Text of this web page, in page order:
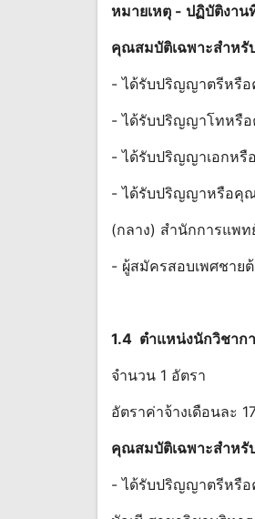
หมายเหตุ - ปฏิบัติงา
คุณสมบัติเฉพาะสําหรั
- ได้รับปริญญาตรีหรือ
- ได้รับปริญญาโทหรือ
- ได้รับปริญญาเอกหรื
- ได้รับปริญญาหรือคุ
(กลาง) สํานักการแพ
- ผู้สมัครสอบเพศชาย
1.4 ตําแหน่งนักวิชาก
จํานวน 1 อัตรา
อัตราค่าจ้างเดือนละ
คุณสมบัติเฉพาะสําหรั
- ได้รับปริญญาตรีหรือ